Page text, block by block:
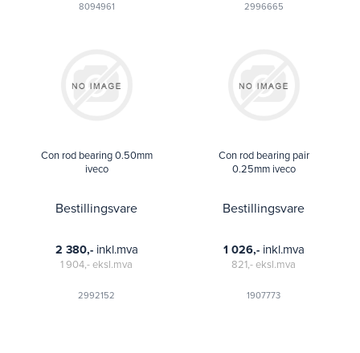
8094961 2996665
Con rod bearing 0.50mm
iveco
Bestillingsvare
2992152
2 380,- inkl.mva
1 904,-eksl.mva
Con rod bearing pair
0.25mm iveco
Bestillingsvare
1907773
1 026,- inkl.mva
821,-eksl.mva